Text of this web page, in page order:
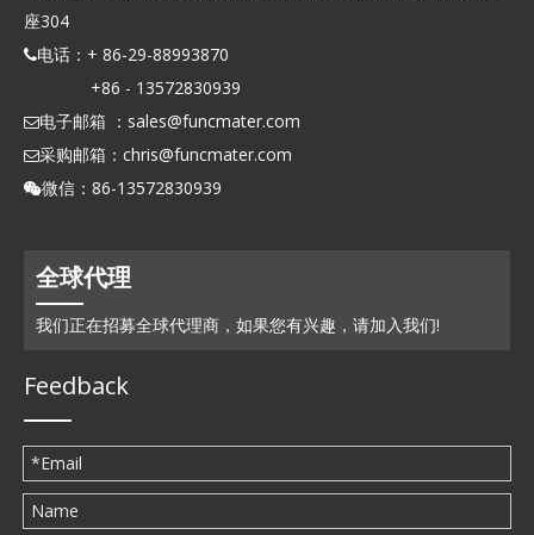
座304
电话：+ 86-29-88993870
+86 - 13572830939
电子邮箱 ： sales@funcmater.com
采购邮箱： chris@funcmater.com
微信：86-13572830939
全球代理
我们正在招募全球代理商，如果您有兴趣，请加入我们!
Feedback